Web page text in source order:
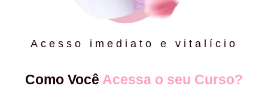
Acesso imediato e vitalício
Como Você Acessa o seu Curso?